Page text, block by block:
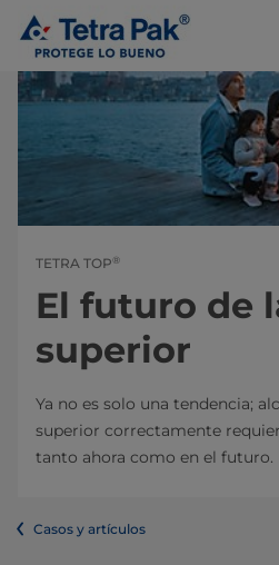
TETRA TOP®
El futuro de
superior
Ya no es solo una tendencia;
superior correctamente
tanto ahora como en el futuro.
Casos y artículos